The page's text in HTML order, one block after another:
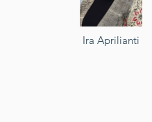
Ira Aprilianti